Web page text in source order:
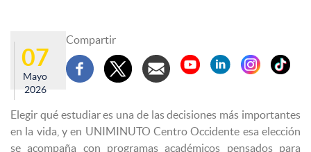
07
Mayo
2026
Compartir
Elegir qué estudiar es una de las decisiones más importantes
en la vida, y en UNIMINUTO Centro Occidente esa elección
se acompaña con programas académicos pensados para